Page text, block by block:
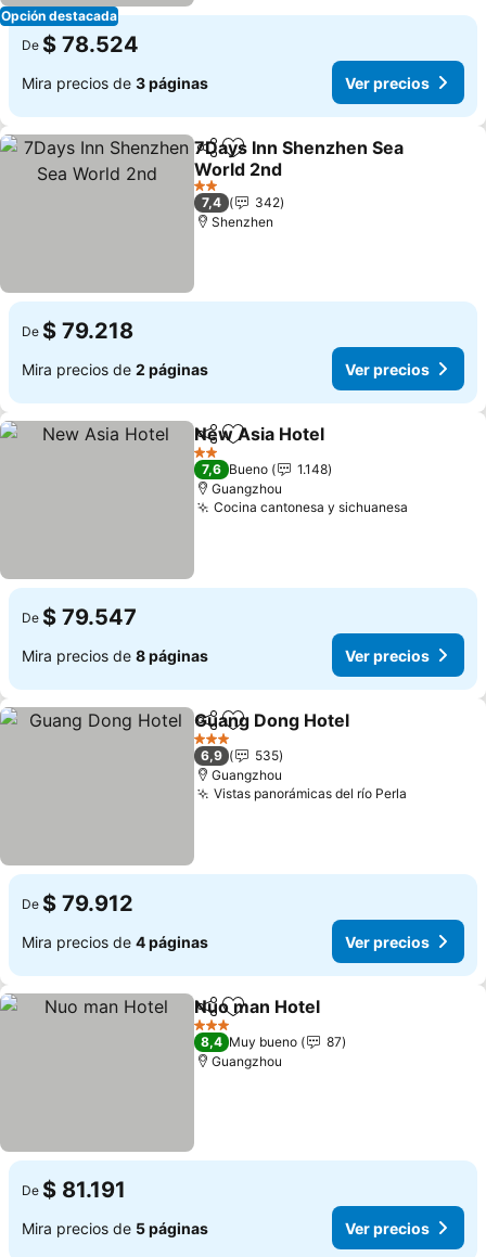
Opción destacada
De $ 78.524
Mira precios de 3 páginas Ver precios
CompartirAgregar a favoritos
7Days Inn Shenzhen Sea
World 2nd
Ver precios
2 Estrellas
7,4
342
Shenzhen
De $ 79.218
Mira precios de 2 páginas Ver precios
CompartirAgregar a favoritos
New Asia Hotel
2 Estrellas
7,6 Bueno
1.148
Guangzhou
Cocina cantonesa y sichuanesa
De $ 79.547
Mira precios de 8 páginas Ver precios
CompartirAgregar a favoritos
Guang Dong Hotel
3 Estrellas
6,9
535
Guangzhou
Vistas panorámicas del río Perla
De $ 79.912
Mira precios de 4 páginas Ver precios
CompartirAgregar a favoritos
Nuo man Hotel
3 Estrellas
8,4 Muy bueno
87
Guangzhou
De $ 81.191
Mira precios de 5 páginas Ver precios